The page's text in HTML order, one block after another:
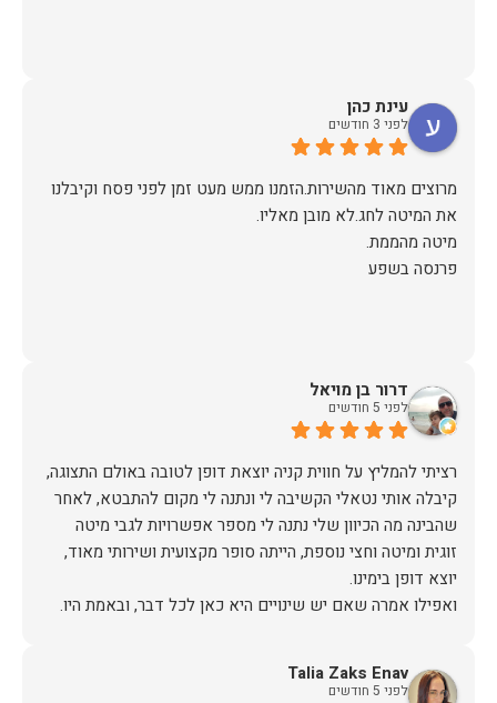
עינת כהן
לפני 3 חודשים
מרוצים מאוד מהשירות.הזמנו ממש מעט זמן לפני פסח וקיבלנו
פרנסה בשפע
דרור בן מויאל
לפני 5 חודשים
רציתי להמליץ על חווית קניה יוצאת דופן לטובה באולם התצוגה,
קיבלה אותי נטאלי הקשיבה לי ונתנה לי מקום להתבטא, לאחר
שהבינה מה הכיוון שלי נתנה לי מספר אפשרויות לגבי מיטה
זוגית ומיטה וחצי נוספת, הייתה סופר מקצועית ושירותי מאוד,
תודה. Talia Zaks Enav
לפני 5 חודשים